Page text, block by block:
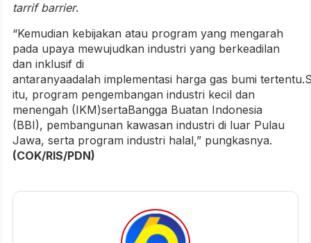
tarrifbarrier.
“Kemudian kebijakan atau program yang mengarah
pada upaya mewujudkan industri yang berkeadilan
dan inklusif di
antaranyaadalah implementasi harga gas bumi
itu, program pengembangan industri kecil dan
menengah (IKM)sertaBangga Buatan Indonesia
(BBI), pembangunan kawasan industri di luar Pulau
Jawa, serta program industri halal,” pungkasnya.
(COK/RIS/PDN)